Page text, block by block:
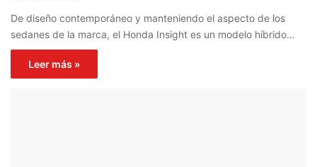
De diseño contemporáneo y manteniendo el aspecto de los
sedanes de la marca, el Honda Insight es un modelo híbrido…
Leer más »